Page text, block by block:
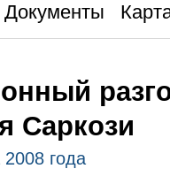
Документы
Саркози
2008 года